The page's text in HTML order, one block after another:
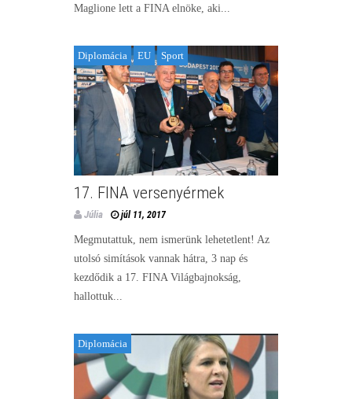
Maglione lett a FINA elnöke, aki...
Diplomácia EU Sport
17. FINA versenyérmek
Júlia júl 11, 2017
Megmutattuk, nem ismerünk lehetetlent! Az
utolsó simítások vannak hátra, 3 nap és
kezdődik a 17. FINA Világbajnokság,
hallottuk...
Diplomácia